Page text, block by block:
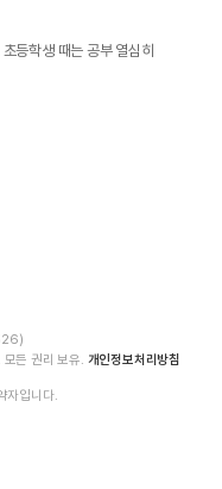
등학생 때는 공부 열심히
든 권리 보유. 개인정보처리방침
자입니다.